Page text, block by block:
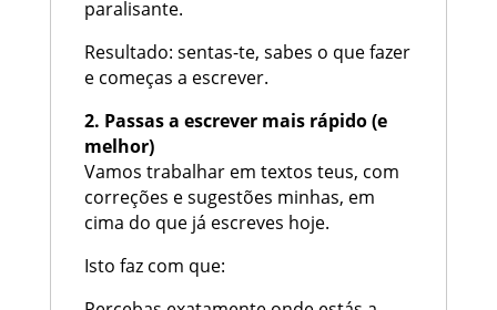
paralisante.
Resultado: sentas-te, sabes o que fazer
e começas a escrever.
2. Passas a escrever mais rápido (e
melhor)
Vamos trabalhar em textos teus, com
correções e sugestões minhas, em
cima do que já escreves hoje.
Isto faz com que: